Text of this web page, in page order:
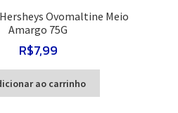
Ovomaltine Meio
Amargo 75G
R$7,99
ao carrinho